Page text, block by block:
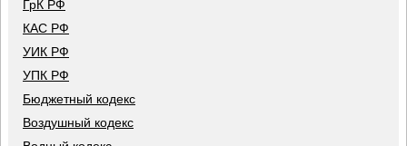
ГрК РФ
КАС РФ
УИК РФ
УПК РФ
Бюджетный кодекс
Воздушный кодекс